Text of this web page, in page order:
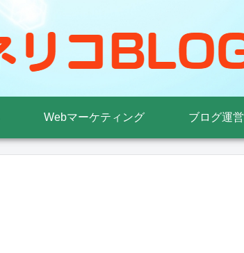
Webマーケティング ブログ運営